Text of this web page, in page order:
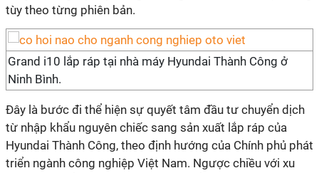
tùy theo từng phiên bản.
Grand i10 lắp ráp tại nhà máy Hyundai Thành Công ở
Ninh Bình.
Đây là bước đi thể hiện sự quyết tâm đầu tư chuyển dịch
từ nhập khẩu nguyên chiếc sang sản xuất lắp ráp của
Hyundai Thành Công, theo định hướng của Chính phủ phát
triển ngành công nghiệp Việt Nam. Ngược chiều với xu